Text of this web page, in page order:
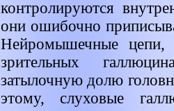
контролируются
они ошибочно
Нейромышечные цепи,
зрительных
затылочную долю
этому, слуховые